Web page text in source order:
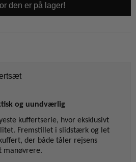
den er på lager!
og uundværlig
kuffertserie, hvor eksklusivt
Fremstillet i slidstærk og let
der både tåler rejsens
manøvrere.